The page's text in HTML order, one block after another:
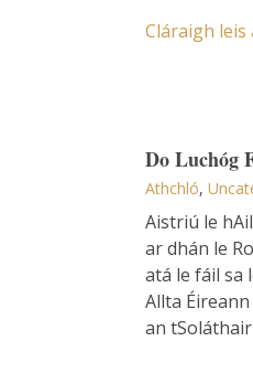
Cláraigh
Do Luchóg
Athchló,
Aistriú le
ar dhán le
atá le fáil sa
Allta
an